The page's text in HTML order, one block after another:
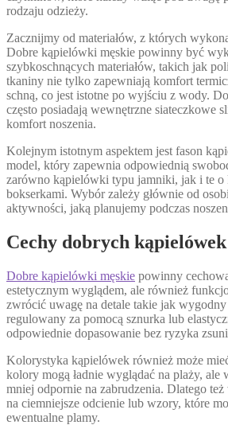
rodzaju odzieży.
Zacznijmy od materiałów, z których
Dobre kąpielówki męskie powinny być
szybkoschnących materiałów, takich jak
tkaniny nie tylko zapewniają komfort
schną, co jest istotne po wyjściu z wody.
często posiadają wewnętrzne siateczkowe
komfort noszenia.
Kolejnym istotnym aspektem jest fason
model, który zapewnia odpowiednią
zarówno kąpielówki typu jamniki, jak i te o
bokserkami. Wybór zależy głównie od
aktywności, jaką planujemy podczas
Cechy dobrych
Dobre kąpielówki męskie powinny
estetycznym wyglądem, ale również
zwrócić uwagę na detale takie jak
regulowany za pomocą sznurka lub
odpowiednie dopasowanie bez ryzyka
Kolorystyka kąpielówek również może
kolory mogą ładnie wyglądać na plaży, ale
mniej odpornie na zabrudzenia. Dlatego
na ciemniejsze odcienie lub wzory, które
ewentualne plamy.